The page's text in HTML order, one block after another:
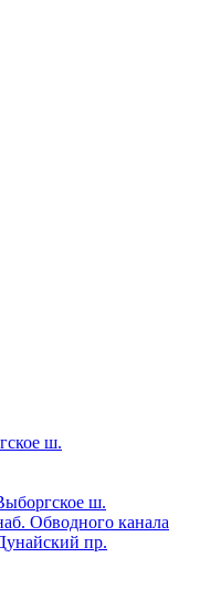
ш.
ш.
Обводного канала
пр.